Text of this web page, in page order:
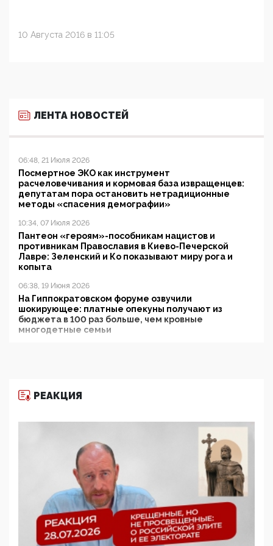
10 Августа 2016 в 11:05
ЛЕНТА НОВОСТЕЙ
06:48, 21 Июля 2026
Посмертное ЭКО как инструмент
расчеловечивания и кормовая база извращенцев:
депутатам пора остановить нетрадиционные
методы «спасения демографии»
10:34, 07 Июля 2026
Пантеон «героям»-пособникам нацистов и
противникам Православия в Киево-Печерской
Лавре: Зеленский и Ко показывают миру рога и
копыта
06:38, 19 Июня 2026
На Гиппократовском форуме озвучили
шокирующее: платные опекуны получают из
бюджета в 100 раз больше, чем кровные
многодетные семьи
11:53, 09 Июня 2026
деятельность ИИТО ЮНЕСКО в России, но
цифроглобалисты продолжают определять
повестку в образовании
09:43, 01 Июня 2026
5G за счет здоровья граждан: Минцифры намерено
отобрать у регионов и муниципалитетов право
защищать жилые дома и социальные объекты от
05:58, 26 Мая 2026
Роскомнадзор освободили от борца с
РЕАКЦИЯ